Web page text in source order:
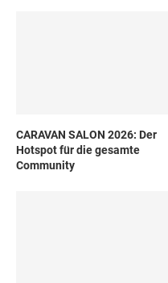
CARAVAN SALON 2026: Der
Hotspot für die gesamte
Community